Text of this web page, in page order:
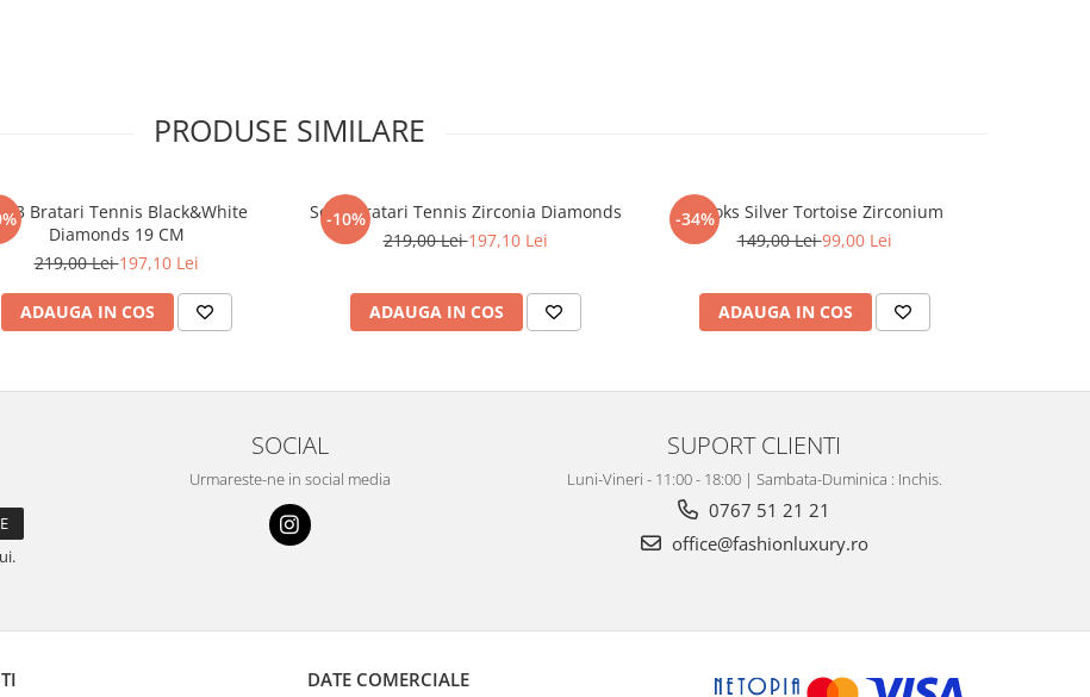
PRODUSE SIMILARE
3 Bratari Tennis Black&White
Diamonds 19 CM
219,00 Lei197,10 Lei
ADAUGA IN COS
-10%
Set 3 Bratari Tennis Zirconia Diamonds
219,00 Lei197,10 Lei
ADAUGA IN COS
-34%
Brooks Silver Tortoise Zirconium
149,00 Lei99,00 Lei
ADAUGA IN COS
SOCIAL
Urmareste-ne in social media
SUPORT CLIENTI
Luni-Vineri - 11:00 - 18:00 | Sambata-Duminica : Inchis.
0767 51 21 21
office@fashionluxury.ro
DATE COMERCIALE